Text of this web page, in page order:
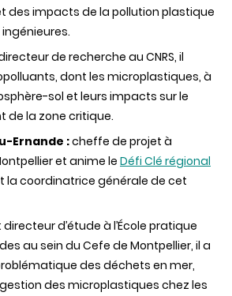
des impacts de la pollution plastique
de recherche au CNRS, il
dont les microplastiques, à
sol et leurs impacts sur le
de la zone critique.
Ernande :cheffe de projet à
et anime le Défi Clé régional
la coordinatrice générale de cet
: directeur d’étude à l’École pratique
au sein du Cefe de Montpellier, il a
des déchets en mer,
des microplastiques chez les